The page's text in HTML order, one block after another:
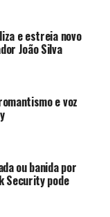
e estreia novo
João Silva
e voz
ou banida por
Security pode